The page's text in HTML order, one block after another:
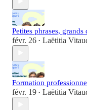
Petites phrases, grands
févr. 26 • Laëtitia
Formation
févr. 19 • Laëtitia